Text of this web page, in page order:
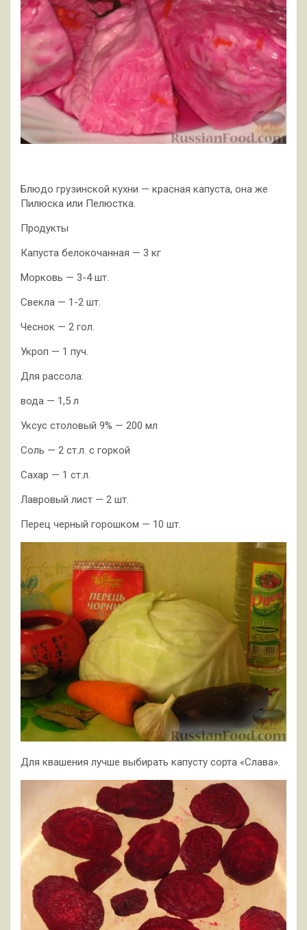
Блюдо грузинской кухни — красная капуста, она же
Пилюска или Пелюстка.
Продукты
Капуста белокочанная — 3 кг
Морковь — 3-4 шт.
Свекла — 1-2 шт.
Чеснок — 2 гол.
Укроп — 1 пуч.
Для рассола:
вода — 1,5 л
Уксус столовый 9% — 200 мл
Соль — 2 ст.л. с горкой
Сахар — 1 ст.л.
Лавровый лист — 2 шт.
Перец черный горошком — 10 шт.
Для квашения лучше выбирать капусту сорта «Слава».